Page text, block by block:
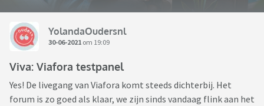
YolandaOudersnl
30-06-2021 om 19:09
Viva: Viafora testpanel
Yes! De livegang van Viafora komt steeds dichterbij. Het
forum is zo goed als klaar, we zijn sinds vandaag flink aan het